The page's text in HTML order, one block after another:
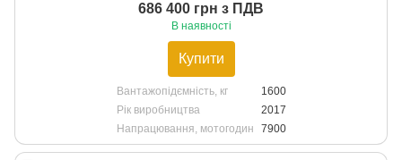
686 400 грн з ПДВ
В наявності
Купити
Вантажопідємність, кг
1600
Рік виробництва
2017
Напрацювання, мотогодин
7900